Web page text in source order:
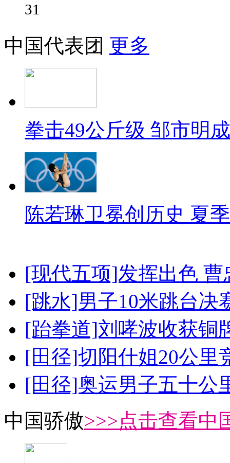
31
中国代表团 更多
拳击49公斤级 邹市明
陈若琳卫冕创历史 夏
[现代五项]发挥出色
[跳水]男子10米跳台决
[跆拳道]刘哮波收获铜
[田径]切阳什姐20公里
[田径]奥运男子五十公
中国骄傲>>>点击查看中